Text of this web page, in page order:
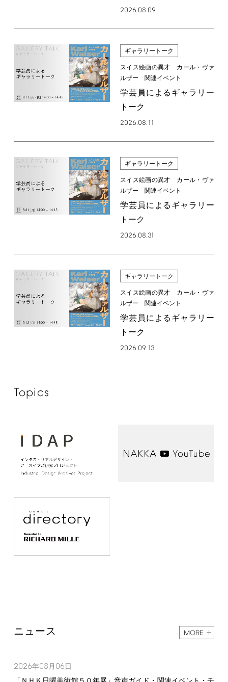
2026.08.09
ギャラリートーク
スイス絵画の異才 カール・ヴァ
ルザー 関連イベント
学芸員によるギャラリー
トーク
2026.08.11
ギャラリートーク
スイス絵画の異才 カール・ヴァ
ルザー 関連イベント
学芸員によるギャラリー
トーク
2026.08.31
ギャラリートーク
スイス絵画の異才 カール・ヴァ
ルザー 関連イベント
学芸員によるギャラリー
トーク
2026.09.13
Topics
ニュース MORE
2026年08月 06日